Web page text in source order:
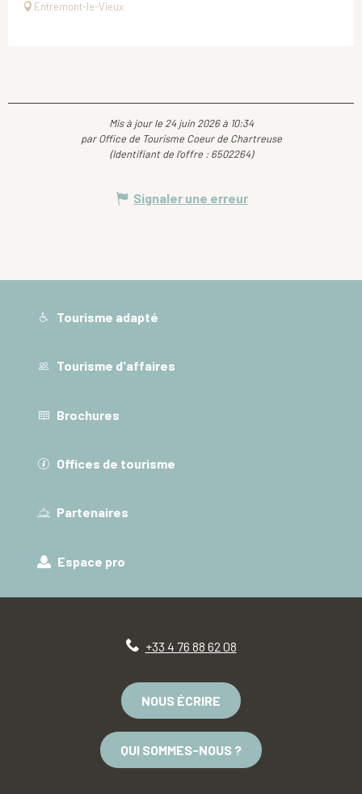
Entremont-le-Vieux
Mis à jour le 24 juin 2026 à 10:34
par Office de Tourisme Coeur de Chartreuse
(Identifiant de l'offre : 6502264)
Signaler une erreur
Tourisme adapté
Tourisme d'affaires
Brochures
Offices de tourisme
Partenaires
Espace pro
+33 4 76 88 62 08
NOUS ÉCRIRE
QUI SOMMES-NOUS ?